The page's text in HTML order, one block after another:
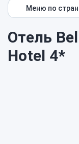
Меню по
Отель
Hotel 4*